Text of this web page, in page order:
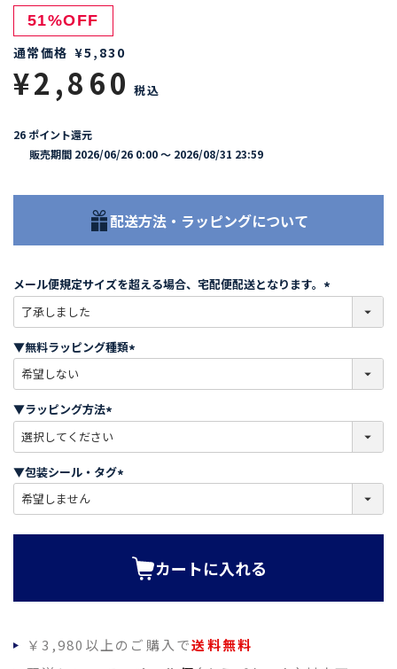
51%OFF
通常価格 ¥5,830
¥2,860 税込
26 ポイント還元
販売期間 2026/06/26 0:00〜 2026/08/31 23:59
配送方法・ラッピングについて
メール便規定サイズを超える場合、宅配便配送となります。
必
)
▼無料ラッピング種類
必
)
▼ラッピング方法
必
須
)
▼包装シール・タグ
必
カートに入れる
￥3,980以上のご購入で送料無料